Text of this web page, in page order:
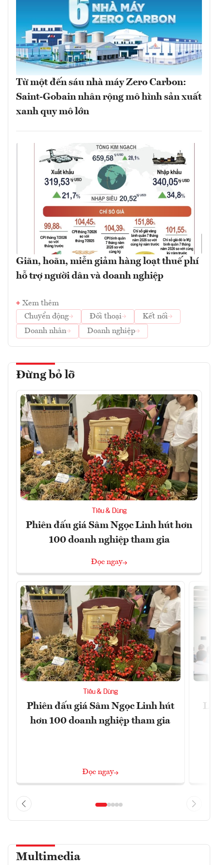
Từ một đến sáu nhà máy Zero Carbon:
Saint-Gobain nhân rộng mô hình sản xuất
xanh quy mô lớn
Giãn, hoãn, miễn giảm hàng loạt thuế phí
hỗ trợ người dân và doanh nghiệp
Xem thêm
Chuyển động
Đối thoại
Kết nối
Doanh nhân
Doanh nghiệp
Đừng bỏ lỡ
Tiêu & Dùng
Phiên đấu giá Sâm Ngọc Linh hút hơn
100 doanh nghiệp tham gia
Đọc ngay
Tiêu & Dùng
Phiên đấu giá Sâm Ngọc Linh hút
hơn 100 doanh nghiệp tham gia
Đọc ngay
Multimedia